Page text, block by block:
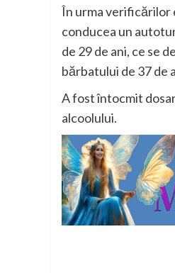
În urma verificărilor
conducea un
de 29 de ani, ce se
bărbatului de 37 de
A fost întocmit
alcoolului.